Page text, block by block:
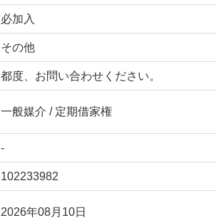
必加入
その他
都度、お問い合わせください。
一般媒介 / 定期借家権
-
102233982
2026年08月10日